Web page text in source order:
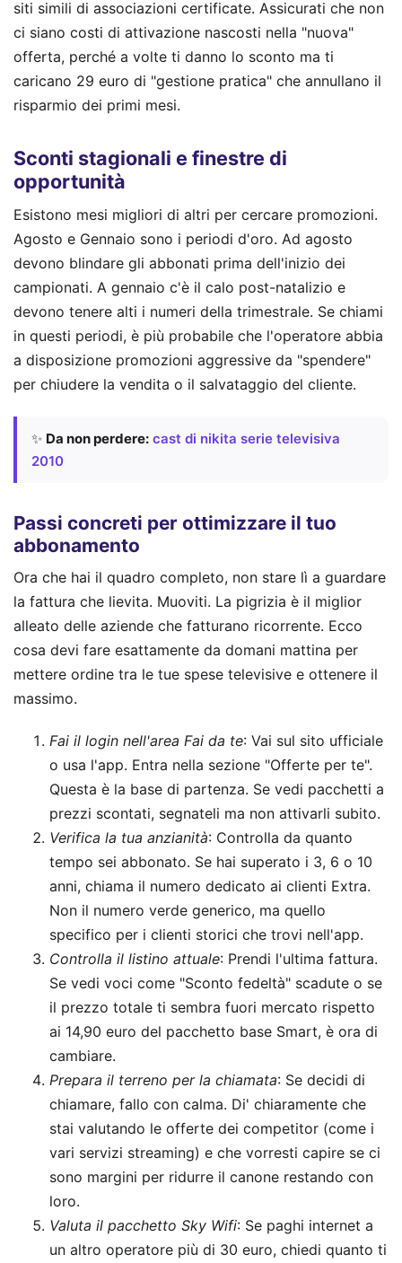
siti simili di associazioni certificate. Assicurati che non
ci siano costi di attivazione nascosti nella "nuova"
offerta, perché a volte ti danno lo sconto ma ti
caricano 29 euro di "gestione pratica" che annullano il
risparmio dei primi mesi.
Sconti stagionali e finestre di
opportunità
Esistono mesi migliori di altri per cercare promozioni.
Agosto e Gennaio sono i periodi d'oro. Ad agosto
devono blindare gli abbonati prima dell'inizio dei
campionati. A gennaio c'è il calo post-natalizio e
devono tenere alti i numeri della trimestrale. Se chiami
in questi periodi, è più probabile che l'operatore abbia
a disposizione promozioni aggressive da "spendere"
per chiudere la vendita o il salvataggio del cliente.
✨ Da non perdere: cast di nikita serie televisiva
2010
Passi concreti per ottimizzare il tuo
abbonamento
Ora che hai il quadro completo, non stare lì a guardare
la fattura che lievita. Muoviti. La pigrizia è il miglior
alleato delle aziende che fatturano ricorrente. Ecco
cosa devi fare esattamente da domani mattina per
mettere ordine tra le tue spese televisive e ottenere il
massimo.
Fai il login nell'area Fai da te: Vai sul sito ufficiale
o usa l'app. Entra nella sezione "Offerte per te".
Questa è la base di partenza. Se vedi pacchetti a
prezzi scontati, segnateli ma non attivarli subito.
Verifica la tua anzianità: Controlla da quanto
tempo sei abbonato. Se hai superato i 3, 6 o 10
anni, chiama il numero dedicato ai clienti Extra.
Non il numero verde generico, ma quello
specifico per i clienti storici che trovi nell'app.
Controlla il listino attuale: Prendi l'ultima fattura.
Se vedi voci come "Sconto fedeltà" scadute o se
il prezzo totale ti sembra fuori mercato rispetto
ai 14,90 euro del pacchetto base Smart, è ora di
cambiare.
Prepara il terreno per la chiamata: Se decidi di
chiamare, fallo con calma. Di' chiaramente che
stai valutando le offerte dei competitor (come i
vari servizi streaming) e che vorresti capire se ci
sono margini per ridurre il canone restando con
loro.
Valuta il pacchetto Sky Wifi: Se paghi internet a
un altro operatore più di 30 euro, chiedi quanto ti